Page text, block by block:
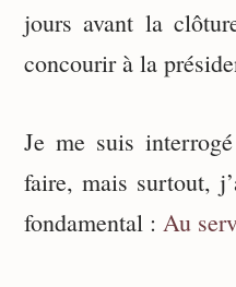
jours avant la
concourir à la
Je me suis
faire, mais surtout,
fondamental : Au